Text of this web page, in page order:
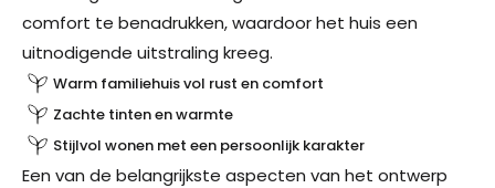
comfort te benadrukken, waardoor het huis een
uitnodigende uitstraling kreeg.
Warm familiehuis vol rust en comfort
Zachte tinten en warmte
Stijlvol wonen met een persoonlijk karakter
Een van de belangrijkste aspecten van het ontwerp